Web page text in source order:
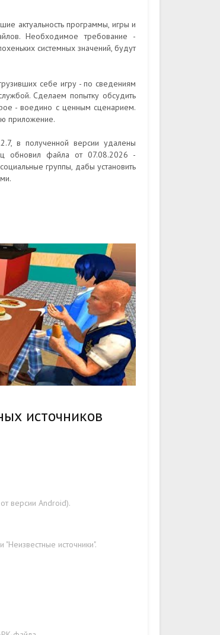
актуальность программы, игры и
Необходимое требование -
системных значений, будут
себе игру - по сведениям
Сделаем попытку обсудить
- воедино с ценным сценарием.
приложение.
в полученной версии удалены
обновил файла от 07.08.2026 -
группы, дабы установить
источников
версии Android).
источники".